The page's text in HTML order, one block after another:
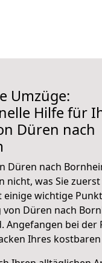
Umzüge:
Hilfe für
Düren nach
Düren nach
nicht, was Sie
einige wichtige
Düren nach
Angefangen bei der
Ihres